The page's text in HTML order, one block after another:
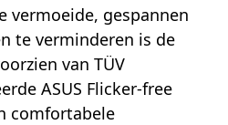
vermoeide, gespannen
te verminderen is de
van TÜV
ASUS Flicker-free
comfortabele